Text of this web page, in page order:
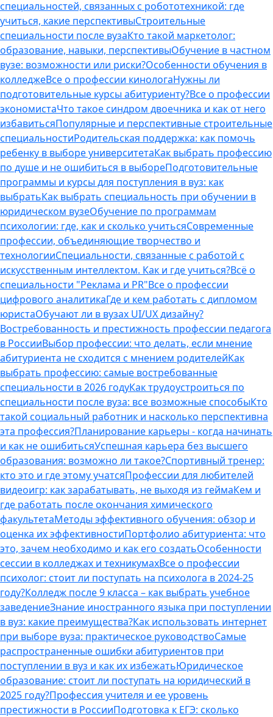
специальностей, связанных с робототехникой: где
учиться, какие перспективыСтроительные
специальности после вузаКто такой маркетолог:
образование, навыки, перспективыОбучение в частном
вузе: возможности или риски?Особенности обучения в
колледжеВсе о профессии кинологаНужны ли
подготовительные курсы абитуриенту?Все о профессии
экономистаЧто такое синдром двоечника и как от него
избавитьсяПопулярные и перспективные строительные
специальностиРодительская поддержка: как помочь
ребенку в выборе университетаКак выбрать профессию
по душе и не ошибиться в выбореПодготовительные
программы и курсы для поступления в вуз: как
выбратьКак выбрать специальность при обучении в
юридическом вузеОбучение по программам
психологии: где, как и сколько учитьсяСовременные
профессии, объединяющие творчество и
технологииСпециальности, связанные с работой с
искусственным интеллектом. Как и где учиться?Всё о
специальности "Реклама и PR"Все о профессии
цифрового аналитикаГде и кем работать с дипломом
юристаОбучают ли в вузах UI/UX дизайну?
Востребованность и престижность профессии педагога
в РоссииВыбор профессии: что делать, если мнение
абитуриента не сходится с мнением родителейКак
выбрать профессию: самые востребованные
специальности в 2026 годуКак трудоустроиться по
специальности после вуза: все возможные способыКто
такой социальный работник и насколько перспективна
эта профессия?Планирование карьеры - когда начинать
и как не ошибитьсяУспешная карьера без высшего
образования: возможно ли такое?Спортивный тренер:
кто это и где этому учатсяПрофессии для любителей
видеоигр: как зарабатывать, не выходя из геймаКем и
где работать после окончания химического
факультетаМетоды эффективного обучения: обзор и
оценка их эффективностиПортфолио абитуриента: что
это, зачем необходимо и как его создатьОсобенности
сессии в колледжах и техникумахВсе о профессии
психолог: стоит ли поступать на психолога в 2024-25
году?Колледж после 9 класса – как выбрать учебное
заведениеЗнание иностранного языка при поступлении
в вуз: какие преимущества?Как использовать интернет
при выборе вуза: практическое руководствоСамые
распространенные ошибки абитуриентов при
поступлении в вуз и как их избежатьЮридическое
образование: стоит ли поступать на юридический в
2025 году?Профессия учителя и ее уровень
престижности в РоссииПодготовка к ЕГЭ: сколько